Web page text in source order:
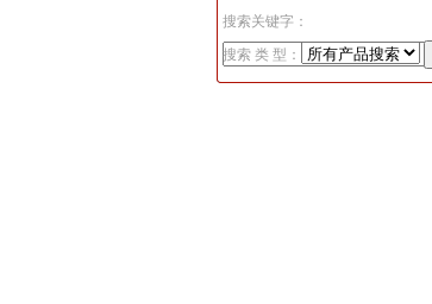
搜索关键字：
搜索 类 型：